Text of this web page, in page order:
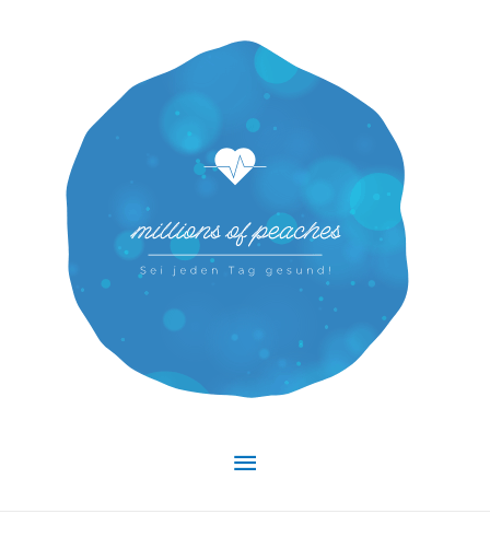
Hauptmenü